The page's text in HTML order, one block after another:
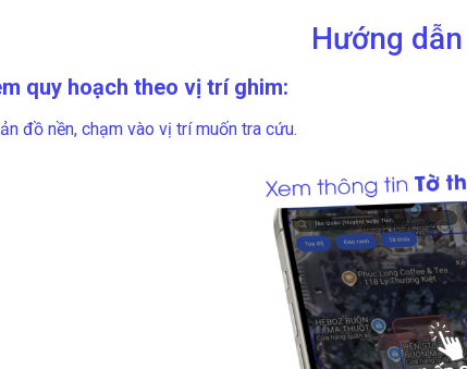
Hướng
quy hoạch theo vị trí ghim:
đồ nền, chạm vào vị trí muốn tra cứu.